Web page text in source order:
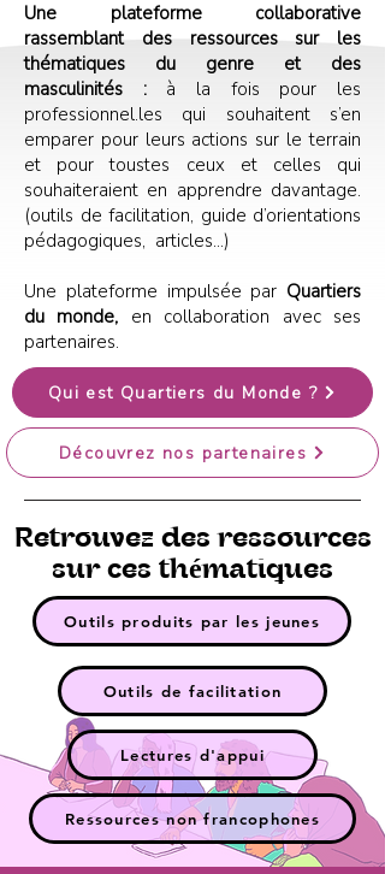
Une plateforme collaborative
rassemblant des ressources sur les
thématiques du genre et des
masculinités :à la fois pour les
professionnel.les qui souhaitent s’en
emparer pour leurs actions sur le terrain
et pour toustes ceux et celles qui
souhaiteraient en apprendre davantage.
(outils de facilitation, guide d’orientations
pédagogiques, articles…)
Une plateforme impulsée par Quartiers
du monde, en collaboration avec ses
partenaires.
Qui est Quartiers du Monde ?
Découvrez nos partenaires
Retrouvez des ressources
sur ces thématiques
Outils produits par les jeunes
Outils de facilitation
Lectures d'appui
Ressources non francophones